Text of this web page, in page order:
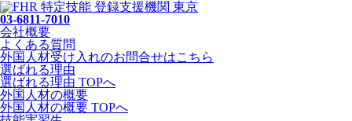
03-6811-7010
会社概要
よくある質問
外国人材受け入れのお問合せはこちら
選ばれる理由
選ばれる理由 TOPへ
外国人材の概要
外国人材の概要 TOPへ